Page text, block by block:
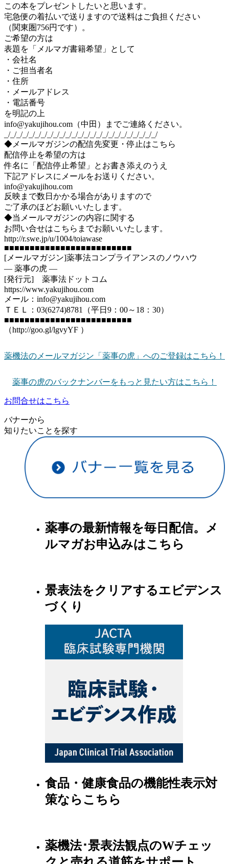
この本をプレゼントしたいと思います。
宅急便の着払いで送りますので送料はご負担ください
（関東圏756円です）。
ご希望の方は
表題を「メルマガ書籍希望」として
・会社名
・ご担当者名
・住所
・メールアドレス
・電話番号
を明記の上
info@yakujihou.com（中田）までご連絡ください。
_/_/_/_/_/_/_/_/_/_/_/_/_/_/_/_/_/_/_/_/_/_/_/_/_/
◆メールマガジンの配信先変更・停止はこちら
配信停止を希望の方は
件名に「配信停止希望」とお書き添えのうえ
下記アドレスにメールをお送りください。
info@yakujihou.com
反映まで数日かかる場合がありますので
ご了承のほどお願いいたします。
◆当メールマガジンの内容に関する
お問い合せはこちらまでお願いいたします。
http://r.swe.jp/u/1004/toiawase
■■■■■■■■■■■■■■■■■■■■■■■■■
[メールマガジン]薬事法コンプライアンスのノウハウ
― 薬事の虎 ―
[発行元] 薬事法ドットコム
https://www.yakujihou.com
メール：info@yakujihou.com
ＴＥＬ：03(6274)8781（平日9：00～18：30）
■■■■■■■■■■■■■■■■■■■■■■■■■
（http://goo.gl/lgvyYF ）
薬機法のメールマガジン「薬事の虎」へのご登録はこちら！
薬事の虎のバックナンバーをもっと見たい方はこちら！
お問合せはこちら
バナーから
知りたいことを探す
薬事の最新情報を毎日配信。メ
ルマガお申込みはこちら
景表法をクリアするエビデンス
づくり
食品・健康食品の機能性表示対
策ならこちら
薬機法･景表法観点のWチェッ